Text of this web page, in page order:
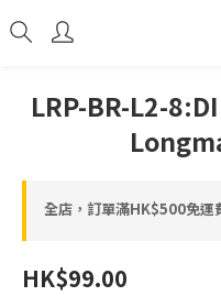
LRP-BR-L2-
全店，訂單滿HK$500免運
HK$99.00